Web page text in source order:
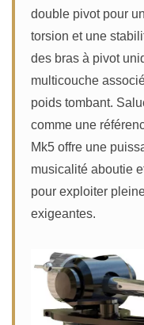
double pivot pour
torsion et une
des bras à pivot
multicouche
poids tombant.
comme une
Mk5 offre une
musicalité aboutie
pour exploiter
exigeantes.